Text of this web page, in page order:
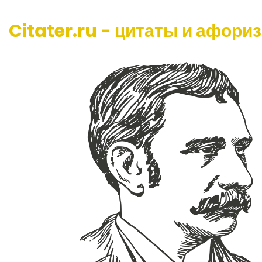
Citater.ru - цитаты и